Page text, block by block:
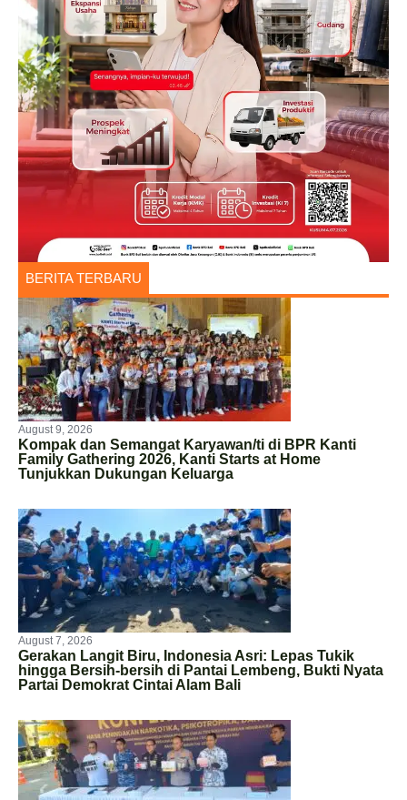
BERITA TERBARU
August 9, 2026
Kompak dan Semangat Karyawan/ti di BPR Kanti
Family Gathering 2026, Kanti Starts at Home
Tunjukkan Dukungan Keluarga
August 7, 2026
Gerakan Langit Biru, Indonesia Asri: Lepas Tukik
hingga Bersih-bersih di Pantai Lembeng, Bukti Nyata
Partai Demokrat Cintai Alam Bali